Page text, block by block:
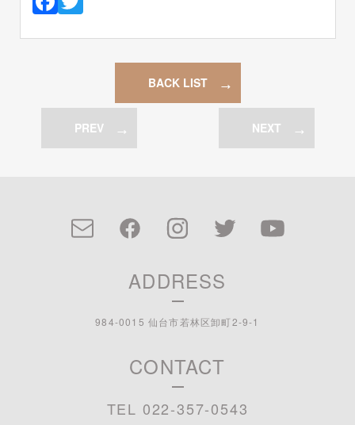
BACK LIST
PREV NEXT
ADDRESS
984-0015 仙台市若林区卸町2-9-1
CONTACT
TEL 022-357-0543